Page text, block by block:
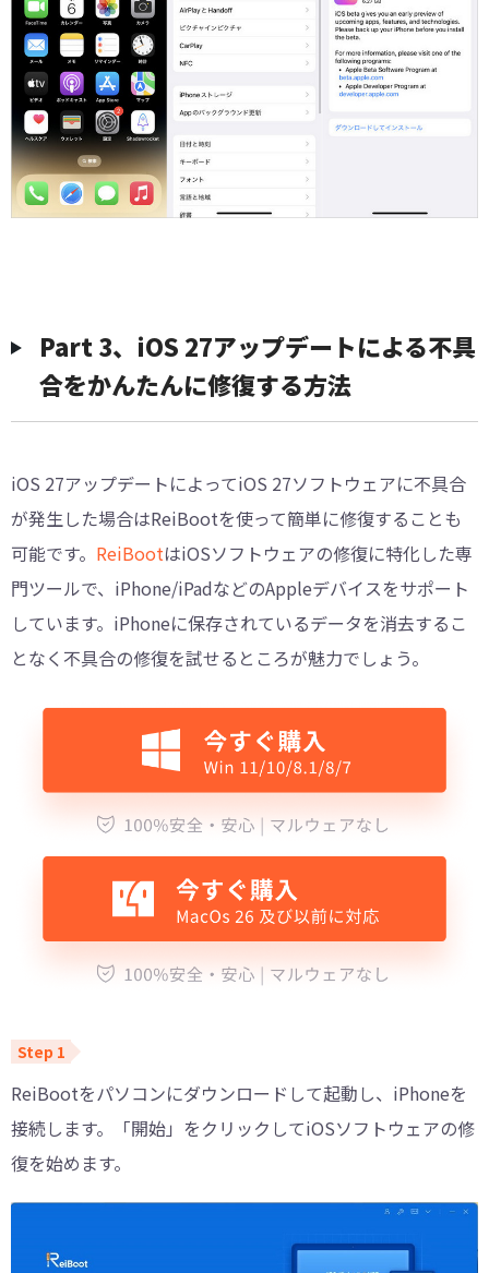
Part 3、iOS 27アップデートによる不具
合をかんたんに修復する方法
iOS 27アップデートによってiOS 27ソフトウェアに不具合
が発生した場合はReiBootを使って簡単に修復することも
可能です。 ReiBootはiOSソフトウェアの修復に特化した専
門ツールで、iPhone/iPadなどのAppleデバイスをサポート
しています。iPhoneに保存されているデータを消去するこ
となく不具合の修復を試せるところが魅力でしょう。
ReiBootをパソコンにダウンロードして起動し、iPhoneを
接続します。「開始」をクリックしてiOSソフトウェアの修
復を始めます。